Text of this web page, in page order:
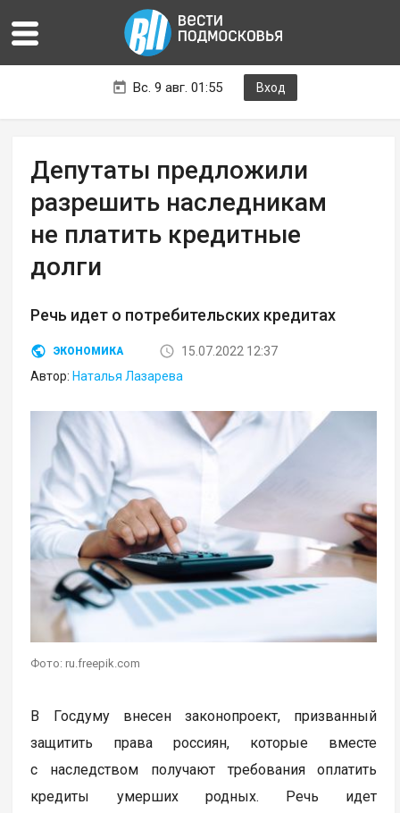
Вс. 9 авг. 01:55 Вход
Депутаты предложили
разрешить наследникам
не платить кредитные
долги
Речь идет о потребительских кредитах
ЭКОНОМИКА
15.07.2022 12:37
Автор: Наталья Лазарева
Фото: ru.freepik.com
В Госдуму внесен законопроект, призванный
защитить права россиян, которые вместе
с наследством получают требования оплатить
кредиты умерших родных. Речь идет